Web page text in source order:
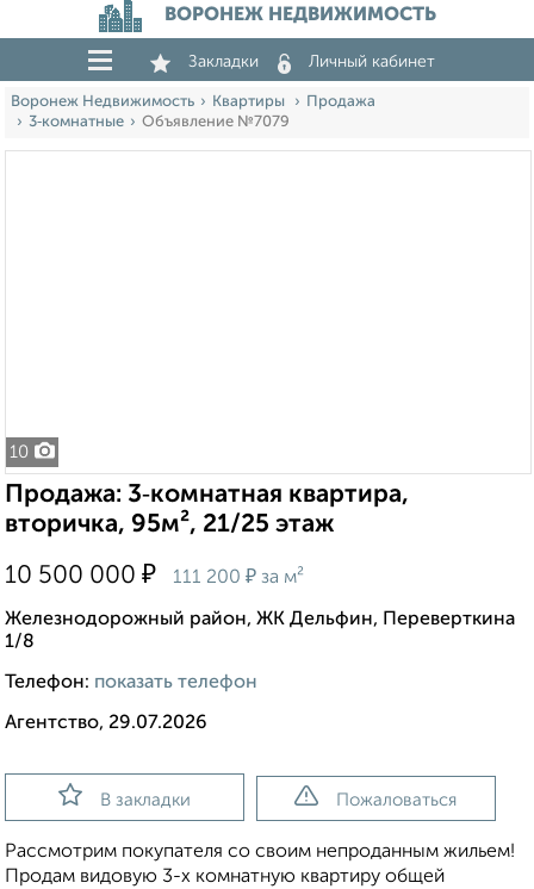
ВОРОНЕЖ НЕДВИЖИМОСТЬ
Закладки Личный кабинет
Воронеж Недвижимость Квартиры
Продажа
3‑комнатные
Объявление №7079
10
Продажа: 3‑комнатная квартира,
вторичка, 95м², 21/25 этаж
10 500 000 ₽ 111 200 ₽ за м²
Железнодорожный район, ЖК Дельфин, Переверткина
1/8
Телефон: показать телефон
Агентство, 29.07.2026
В закладки Пожаловаться
Рассмотрим покупателя со своим непроданным жильем!
Продам видовую 3-х комнатную квартиру общей